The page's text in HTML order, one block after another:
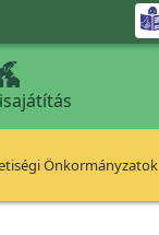
Önkormányzatok